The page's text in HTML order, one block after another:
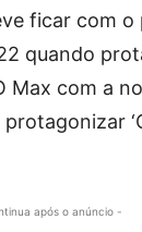
ficar com
quando
com a
após o anúncio -